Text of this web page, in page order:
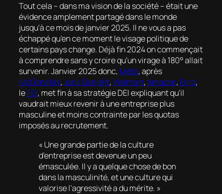
Tout cela – dans ma vision de la société – était une
évidence amplement partagé dans le monde
jusqu’à ce mois de janvier 2025. Il ne vous a pas
échappé qu’en ce moment le visage politique de
certains pays change. Déjà fin 2024 on commençait
à comprendre sans y croire qu’un virage à 180° allait
survenir. Janvier 2025 donc, Meta, après
McDonald’s,Jack Daniel’s,Walmart,Amazon, Ford,
leFBI, met fin à sa stratégie DEI expliquant qu’il
vaudrait mieux revenir à une entreprise plus
masculine et moins contrainte par les quotas
imposés au recrutement.
« Une grande partie de la culture
d’entreprise est devenue un peu
émasculée. Il y a quelque chose de bon
dans la masculinité, et une culture qui
valorise l’agressivité a du mérite. »